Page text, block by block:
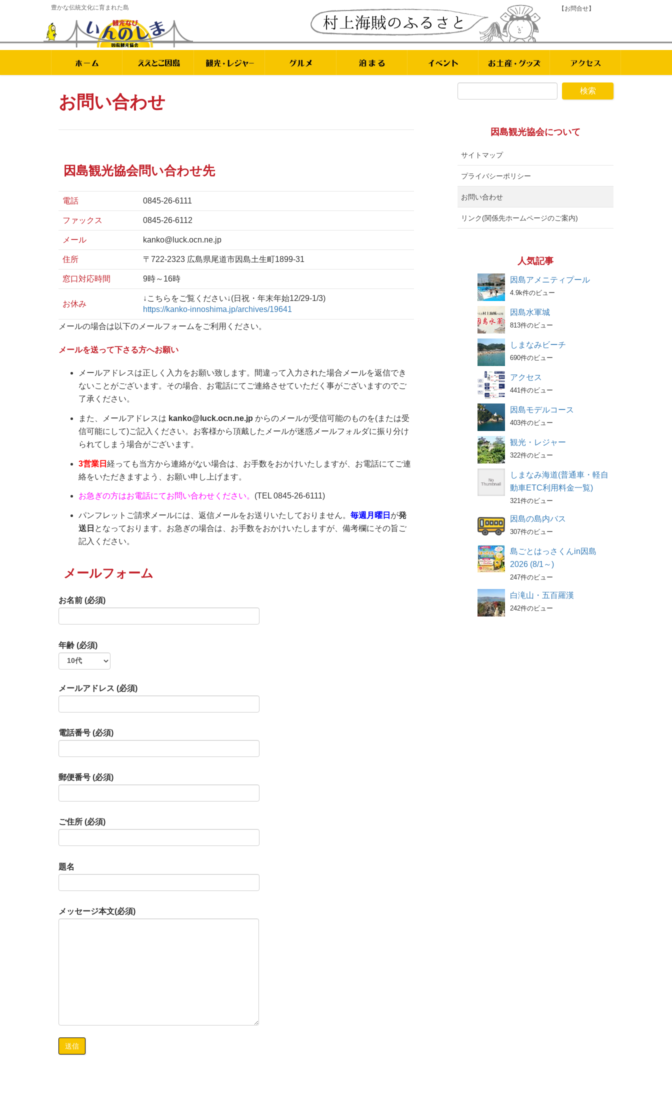
豊かな伝統文化に育まれた島 【お問合せ】
お問い合わせ
因島観光協会問い合わせ先
電話 0845-26-6111
ファックス 0845-26-6112
メール kanko@luck.ocn.ne.jp
住所 〒722-2323 広島県尾道市因島土生町1899-31
窓口対応時間 9時～16時
お休み
↓こちらをご覧ください↓(日祝・年末年始12/29-1/3)
https://kanko-innoshima.jp/archives/19641
メールの場合は以下のメールフォームをご利用ください。
メールを送って下さる方へお願い
メールアドレスは正しく入力をお願い致します。間違って入力された場合メールを返信でき
ないことがございます。その場合、お電話にてご連絡させていただく事がございますのでご
了承ください。
また、メールアドレスは kanko@luck.ocn.ne.jp からのメールが受信可能のものを(または受
信可能にして)ご記入ください。お客様から頂戴したメールが迷惑メールフォルダに振り分け
られてしまう場合がございます。
3営業日 経っても当方から連絡がない場合は、お手数をおかけいたしますが、お電話にてご連
絡をいただきますよう、お願い申し上げます。
お急ぎの方はお電話にてお問い合わせください。 (TEL 0845-26-6111)
パンフレットご請求メールには、返信メールをお送りいたしておりません。 毎週月曜日 が発
送日 となっております。お急ぎの場合は、お手数をおかけいたしますが、備考欄にその旨ご
記入ください。
メールフォーム
お名前 (必須)
年齢 (必須)
メールアドレス (必須)
電話番号 (必須)
郵便番号 (必須)
ご住所 (必須)
題名
メッセージ本文(必須)
因島観光協会について
サイトマップ
プライバシーポリシー
お問い合わせ
リンク(関係先ホームページのご案内)
人気記事
因島アメニティプール
4.9k件のビュー
因島水軍城
813件のビュー
しまなみビーチ
690件のビュー
アクセス
441件のビュー
因島モデルコース
403件のビュー
観光・レジャー
322件のビュー
しまなみ海道(普通車・軽自
動車ETC利用料金一覧)
321件のビュー
因島の島内バス
307件のビュー
島ごとはっさくんin因島
2026 (8/1～)
247件のビュー
白滝山・五百羅漢
242件のビュー